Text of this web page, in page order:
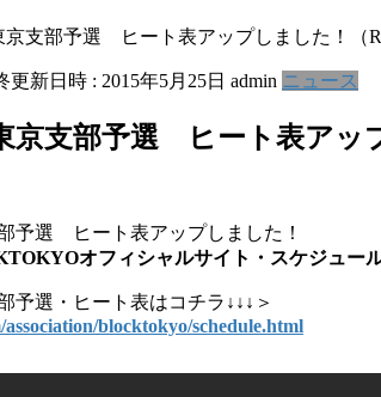
支部予選 ヒート表アップしました！（
更新日時 : 2015年5月25日 admin ニュース
支部予選 ヒート表アッ
予選 ヒート表アップしました！
オフィシャルサイト・スケジュー
予選・ヒート表はコチラ↓↓↓＞
blocktokyo/schedule.html